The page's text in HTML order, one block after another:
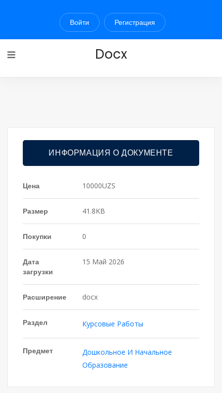
Войти Регистрация
Docx
ИНФОРМАЦИЯ О ДОКУМЕНТЕ
Цена 10000UZS
Размер 41.8KB
Покупки 0
Дата
загрузки
15 Май 2026
Расширение docx
Раздел Курсовые Работы
Предмет
Дошкольное И Начальное
Образование